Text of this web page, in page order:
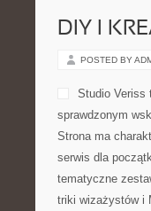
DIY I
POSTED BY
Studio Veriss
sprawdzonym
Strona ma
serwis dla
tematyczne
triki wizażystów i